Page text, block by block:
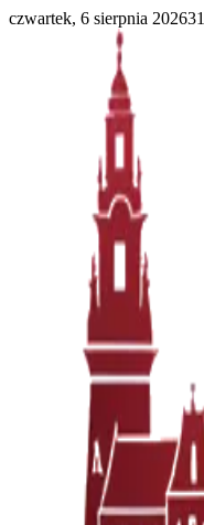
czwartek, 6 sierpnia 202631